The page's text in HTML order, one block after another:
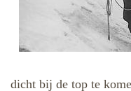
dicht bij de top te